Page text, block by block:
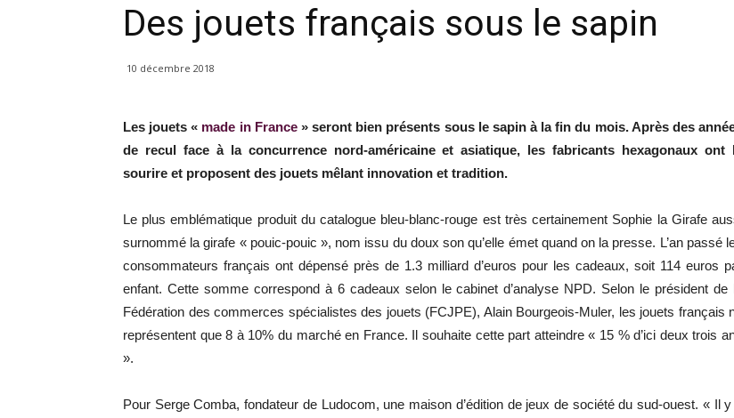
Des jouets français sous le sapin
10 décembre 2018
Les jouets « made in France» seront bien présents sous le sapin à la fin du mois. Après des
de recul face à la concurrence nord-américaine et asiatique, les fabricants hexagonaux ont
sourire et proposent des jouets mêlant innovation et tradition.
Le plus emblématique produit du catalogue bleu-blanc-rouge est très certainement Sophie la Girafe
surnommé la girafe « pouic-pouic », nom issu du doux son qu’elle émet quand on la presse. L’an passé
consommateurs français ont dépensé près de 1.3 milliard d’euros pour les cadeaux, soit 114 euros
enfant. Cette somme correspond à 6 cadeaux selon le cabinet d’analyse NPD. Selon le président de
Fédération des commerces spécialistes des jouets (FCJPE), Alain Bourgeois-Muler, les jouets français
représentent que 8 à 10% du marché en France. Il souhaite cette part atteindre « 15 % d’ici deux trois
».
Pour Serge Comba, fondateur de Ludocom, une maison d’édition de jeux de société du sud-ouest. « Il